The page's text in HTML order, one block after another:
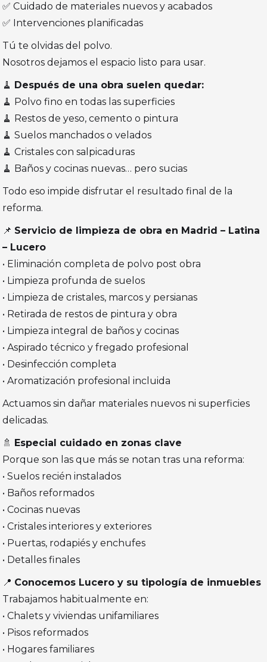
✅ Cuidado de materiales nuevos y acabados
✅ Intervenciones planificadas
Tú te olvidas del polvo.
Nosotros dejamos el espacio listo para usar.
🧹 Después de una obra suelen quedar:
🧹 Polvo fino en todas las superficies
🧹 Restos de yeso, cemento o pintura
🧹 Suelos manchados o velados
🧹 Cristales con salpicaduras
🧹 Baños y cocinas nuevas… pero sucias
Todo eso impide disfrutar el resultado final de la
reforma.
📌 Servicio de limpieza de obra en Madrid – Latina
– Lucero
• Eliminación completa de polvo post obra
• Limpieza profunda de suelos
• Limpieza de cristales, marcos y persianas
• Retirada de restos de pintura y obra
• Limpieza integral de baños y cocinas
• Aspirado técnico y fregado profesional
• Desinfección completa
• Aromatización profesional incluida
Actuamos sin dañar materiales nuevos ni superficies
delicadas.
🚿 Especial cuidado en zonas clave
Porque son las que más se notan tras una reforma:
• Suelos recién instalados
• Baños reformados
• Cocinas nuevas
• Cristales interiores y exteriores
• Puertas, rodapiés y enchufes
• Detalles finales
📍 Conocemos Lucero y su tipología de inmuebles
Trabajamos habitualmente en:
• Chalets y viviendas unifamiliares
• Pisos reformados
• Hogares familiares